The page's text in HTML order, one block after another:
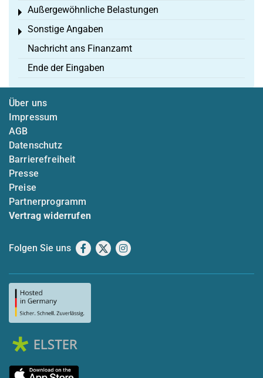
Außergewöhnliche Belastungen
Toggle menu
Sonstige Angaben
Toggle menu
Nachricht ans Finanzamt
Ende der Eingaben
Über uns
Impressum
AGB
Datenschutz
Barrierefreiheit
Presse
Preise
Partnerprogramm
Vertrag widerrufen
Folgen Sie uns Facebook
X Instagram